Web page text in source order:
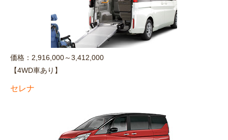
価格：2,916,000～3,412,000
【4WD車あり】
セレナ